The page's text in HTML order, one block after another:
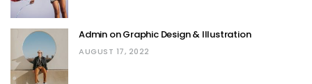
Admin on Graphic Design & Illustration
AUGUST 17, 2022